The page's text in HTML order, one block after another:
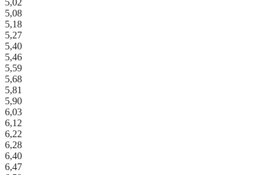
5,02
5,08
5,18
5,27
5,40
5,46
5,59
5,68
5,81
5,90
6,03
6,12
6,22
6,28
6,40
6,47